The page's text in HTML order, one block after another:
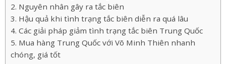
Nguyên nhân gây ra tắc biên
Hậu quả khi tình trạng tắc biên diễn ra quá lâu
Các giải pháp giảm tình trạng tắc biên Trung Quốc
Mua hàng Trung Quốc với Võ Minh Thiên nhanh
chóng, giá tốt